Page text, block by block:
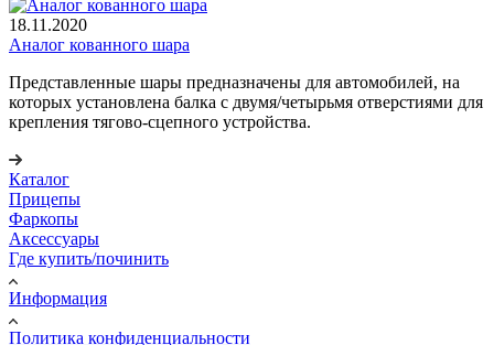
18.11.2020
Аналог кованного шара
Представленные шары предназначены для автомобилей, на
которых установлена балка с двумя/четырьмя отверстиями для
крепления тягово-сцепного устройства.
Каталог
Прицепы
Фаркопы
Аксессуары
Где купить/починить
Информация
Политика конфиденциальности